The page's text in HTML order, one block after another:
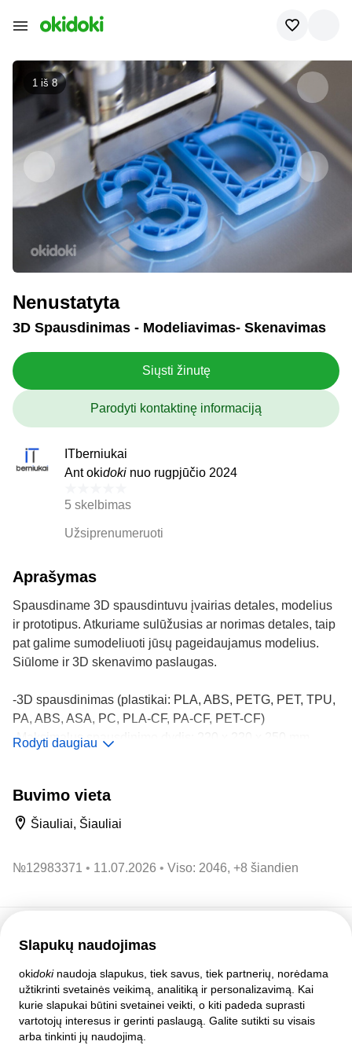
1 iš8
Nenustatyta
3D Spausdinimas - Modeliavimas- Skenavimas
Siųsti žinutę
Parodyti kontaktinę informaciją
ITberniukai
Ant okidoki nuo rugpjūčio 2024
5 skelbimas
Užsiprenumeruoti
Aprašymas
Spausdiname 3D spausdintuvu įvairias detales, modelius
ir prototipus. Atkuriame sulūžusias ar norimas detales, taip
pat galime sumodeliuoti jūsų pageidaujamus modelius.
Siūlome ir 3D skenavimo paslaugas.
-3D spausdinimas (plastikai: PLA, ABS, PETG, PET, TPU,
PA, ABS, ASA, PC, PLA-CF, PA-CF, PET-CF)
-Maksimalus spausdinimo dydis: 220 x 220 x 250 mm
apskaičiuojame kainą ir gamybos laiką)
-3D modelio spausdinimo paruošimas
-3D CAD projektavimas
-Prototipų kūrimas
Kreipkitės dėl aukštos kokybės 3D spausdinimo ir modelių
kūrimo paslaugų!
Rodyti daugiau
Buvimo vieta
Šiauliai, Šiauliai
№12983371 11.07.2026 Viso: 2046, +8 šiandien
Slapukų naudojimas
okidokinaudoja slapukus, tiek savus, tiek partnerių, norėdama
užtikrinti svetainės veikimą, analitiką ir personalizavimą. Kai
kurie slapukai būtini svetainei veikti, o kiti padeda suprasti
vartotojų interesus ir gerinti paslaugą. Galite sutikti su visais
arba tinkinti jų naudojimą.
Pagalbos tarnyba
Pagalba
Taisyklės ir susitarimai
Privatumo nustatymai
Pilna svetainės versija